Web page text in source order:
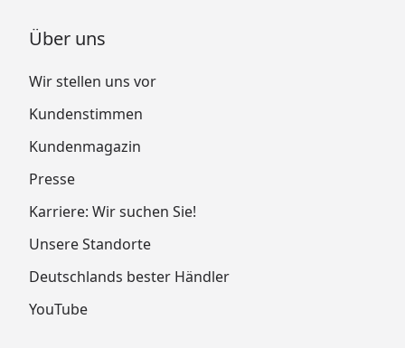
Über uns
Wir stellen uns vor
Kundenstimmen
Kundenmagazin
Presse
Karriere: Wir suchen Sie!
Unsere Standorte
Deutschlands bester Händler
YouTube